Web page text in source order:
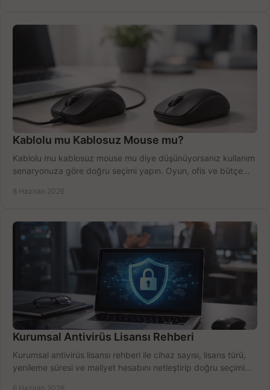
Kablolu mu Kablosuz Mouse mu?
Kablolu mu kablosuz mouse mu diye düşünüyorsanız kullanım
senaryonuza göre doğru seçimi yapın. Oyun, ofis ve bütçe
8 Haziran 2026
Kurumsal Antivirüs Lisansı Rehberi
Kurumsal antivirüs lisansı rehberi ile cihaz sayısı, lisans türü,
yenileme süresi ve maliyet hesabını netleştirip doğru seçimi
6 Haziran 2026